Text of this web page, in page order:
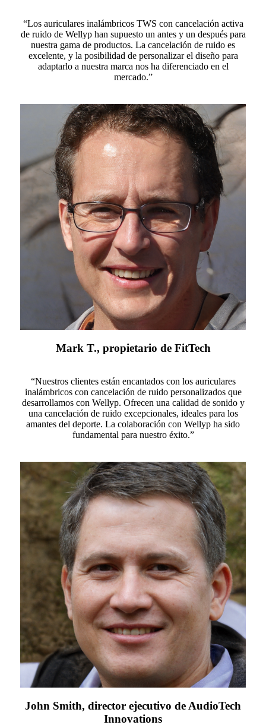
“Los auriculares inalámbricos TWS con cancelación activa
de ruido de Wellyp han supuesto un antes y un después para
nuestra gama de productos. La cancelación de ruido es
excelente, y la posibilidad de personalizar el diseño para
adaptarlo a nuestra marca nos ha diferenciado en el
mercado.”
Mark T., propietario de FitTech
“Nuestros clientes están encantados con los auriculares
inalámbricos con cancelación de ruido personalizados que
desarrollamos con Wellyp. Ofrecen una calidad de sonido y
una cancelación de ruido excepcionales, ideales para los
amantes del deporte. La colaboración con Wellyp ha sido
fundamental para nuestro éxito.”
John Smith, director ejecutivo de AudioTech
Innovations